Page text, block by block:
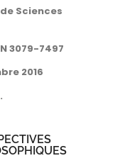
Sciences
3079-7497
2016
.